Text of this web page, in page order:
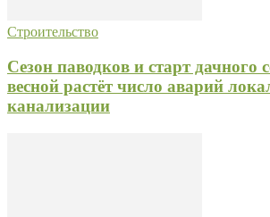
Строительство
Сезон паводков и старт дачного
весной растёт число аварий
канализации